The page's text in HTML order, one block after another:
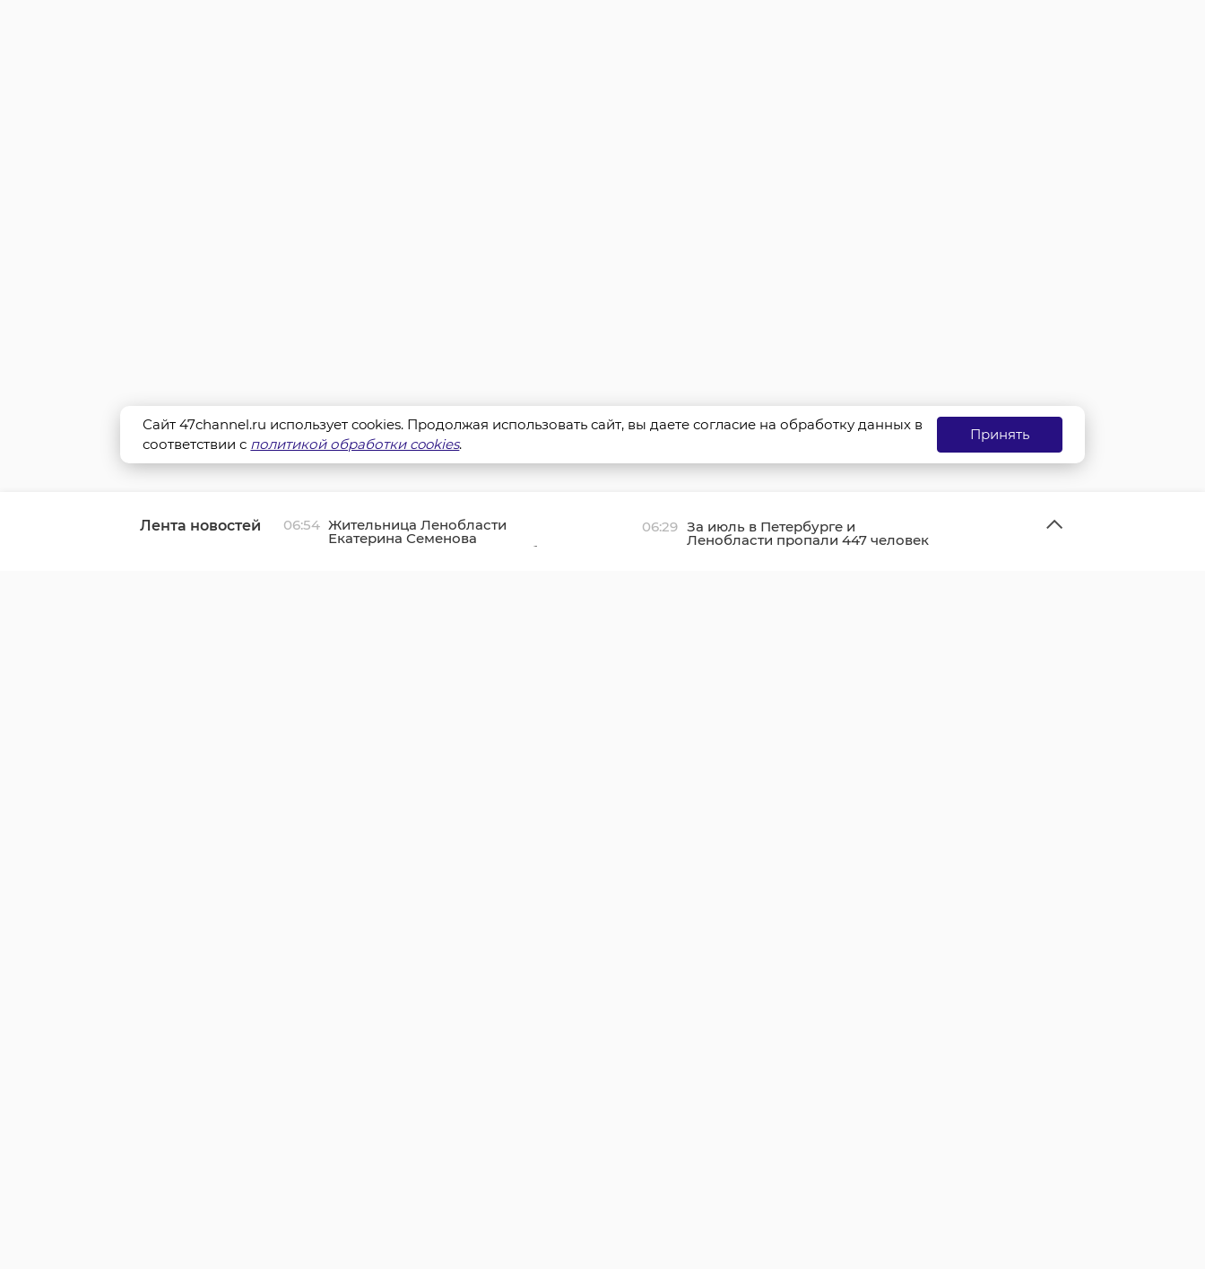
Лента новостей 06:54 Жительница Ленобласти
Екатерина Семенова
отпраздновала столетний юбилей
06:29 За июль в Петербурге и
Ленобласти пропали 447 человек
Сайт 47channel.ru использует cookies. Продолжая использовать сайт, вы даете согласие на обработку данных в
соответствии с политикой обработки cookies.
Принять